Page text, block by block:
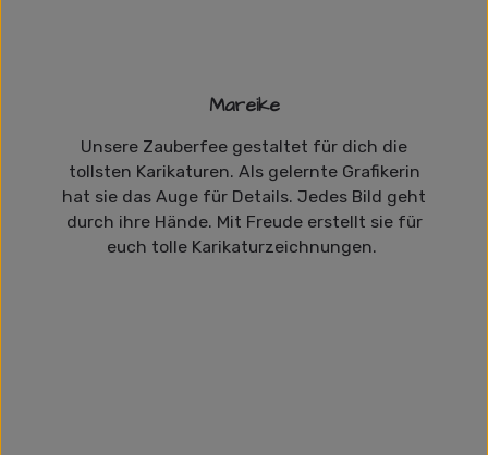
Mareike
Unsere Zauberfee gestaltet für dich die
tollsten Karikaturen. Als gelernte Grafikerin
hat sie das Auge für Details. Jedes Bild geht
durch ihre Hände. Mit Freude erstellt sie für
euch tolle Karikaturzeichnungen.